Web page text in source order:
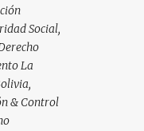
Social,
La
& Control